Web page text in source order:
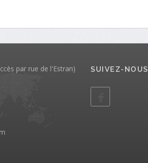
par rue de l'Estran)
SUIVEZ-NOUS